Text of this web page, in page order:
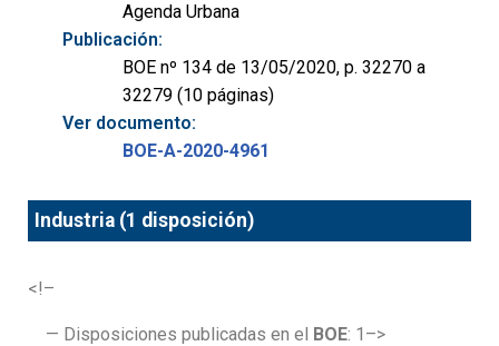
Agenda Urbana
Publicación:
BOE nº 134 de 13/05/2020, p. 32270 a
32279 (10 páginas)
Ver documento:
BOE-A-2020-4961
Industria (1 disposición)
<!–
— Disposiciones publicadas en el BOE: 1–>